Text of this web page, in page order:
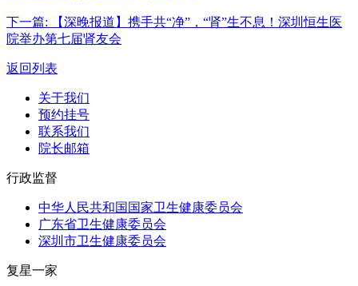
下一篇:
【深晚报道】携手共“净”，“肾”生不息！深圳恒生医
院举办第七届肾友会
返回列表
关于我们
预约挂号
联系我们
院长邮箱
行政监督
中华人民共和国国家卫生健康委员会
广东省卫生健康委员会
深圳市卫生健康委员会
复星一家